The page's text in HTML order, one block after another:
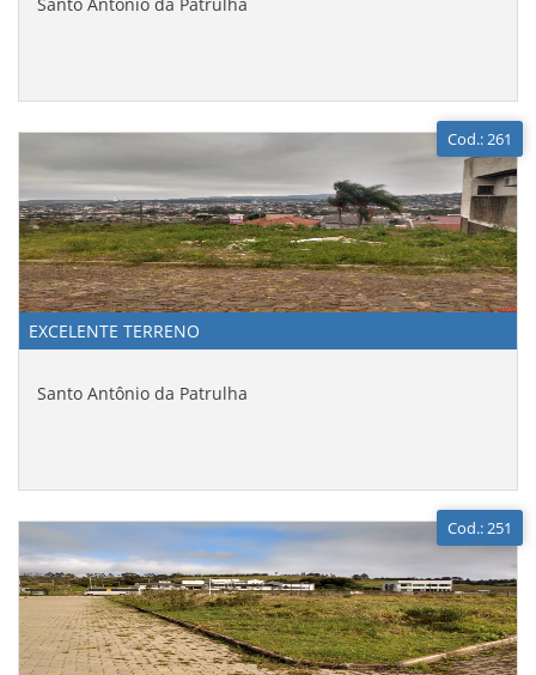
Cod.: 261
EXCELENTE TERRENO
Santo Antônio da Patrulha
Cod.: 251